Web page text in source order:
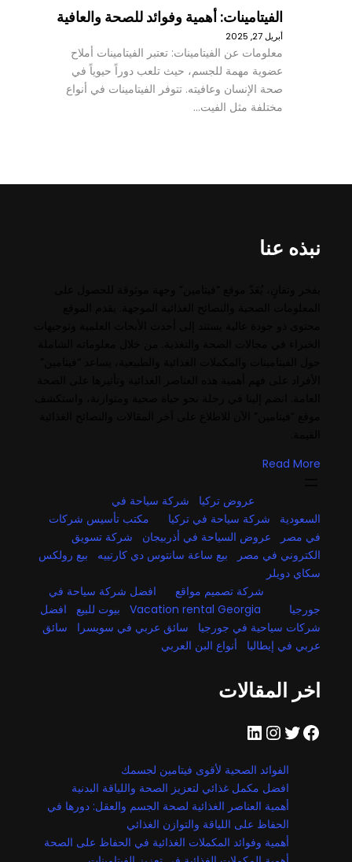
الفيتامينات: أهمية وفوائد للصحة والعافية
أبريل 27, 2025
معلومات عن الفيتامينات: تعتبر الفيتامينات أملاح
عضوية مهمة للجسم، حيث تلعب دوراً حيوياً في
صحة الإنسان وعافيته. تتوفر الفيتامينات في أنواع
مختلفة مثل الفيت…
نبذه عنا
Read More
عروض تركيا
شركة سياحة في
السعودية
شركة سياحة في تركيا
مكتب تأسيس شركات
في مصر
عروض السياحة في أذربيجان
شركة تسويق
الكتروني في مصر
بيع ساعة سانتوس دي كارتييه
بيع رولكس
سكاي دويلر
شركة تصميم مواقع
افضل شركة سياحة في
جورجيا
Vacation rental Georgia بيوت للبيع
افضل
شركات سياحية في جورجيا
سائق عربي في سويسرا
سائق
عربي في إيطاليا
أنواع البن العربي
اخر المقالات
فيسبوك تويتر إنستجرام لينكد إن
الفوائد الصحية لأقوى فيتامين لجسمك
افضل مكمل غذائي لتعزيز الصحة واللياقة البدنية
أهمية العناصر الغذائية لصحة الجسم والعقل: دورها في
الحفاظ على اللياقة والتوازن الغذائي
أهمية وفوائد المكملات الغذائية في الحفاظ على الصحة